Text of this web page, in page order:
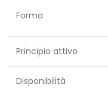
Forma
Principio attivo
Disponibilità